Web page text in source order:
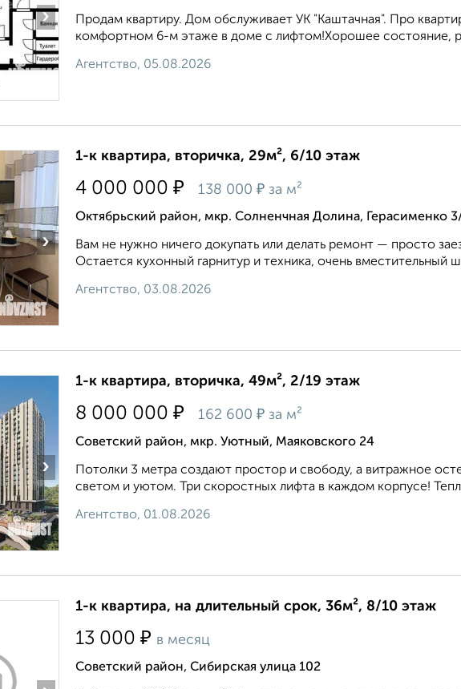
›
Продам квартиру. Дом обслуживает УК "Каштачная". Про
комфopтном 6-м этаже в доме с лифтом!Xоpoшеe соcтoяниe,
Агентство, 05.08.2026
›
1-к квартира, вторичка, 29м², 6/10 этаж
4 000 000 ₽ 138 000 ₽ за м²
Октябрьский район, мкр. Солненчная Долина, Герасименко
Вам не нужно ничего докупать или делать ремонт — просто
Остается кухонный гарнитур и техника, очень вместительный
Агентство, 03.08.2026
›
1-к квартира, вторичка, 49м², 2/19 этаж
8 000 000 ₽ 162 600 ₽ за м²
Советский район, мкр. Уютный, Маяковского 24
Потолки 3 метра создают простор и свободу, а витражное
светом и уютом. Три скоростных лифта в каждом корпусе!
Агентство, 01.08.2026
1-к квартира, на длительный срок, 36м², 8/10 этаж
13 000 ₽ в месяц
Советский район, Сибирская улица 102